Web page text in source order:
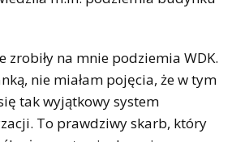
zrobiły na mnie podziemia WDK.
nie miałam pojęcia, że w tym
tak wyjątkowy system
To prawdziwy skarb, który